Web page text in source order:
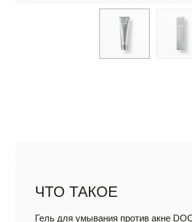
ЧТО ТАКОЕ
Гель для умывания против акне